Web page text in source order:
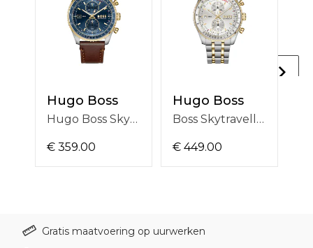
Hugo Boss
Hugo Boss Skytraveller Pro 1514346
€ 359.00
Hugo Boss
Boss Skytraveller 1514350
€ 449.00
Gratis maatvoering op uurwerken